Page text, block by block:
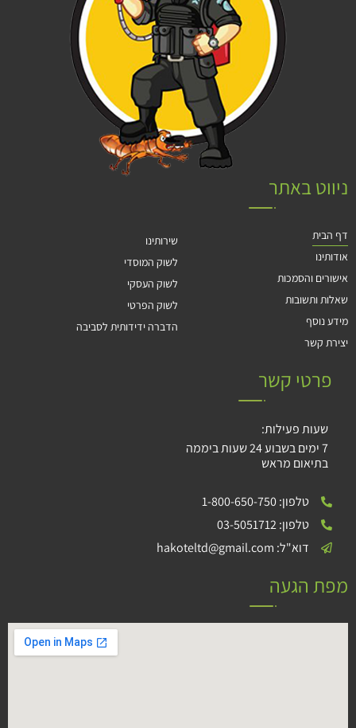
ניווט באתר
דף הבית
אודותינו
אישורים והסמכות
שאלות ותשובות
מידע נוסף
יצירת קשר
שירותינו
לשוק המוסדי
לשוק העסקי
לשוק הפרטי
הדברה ידידותית לסביבה
פרטי קשר
שעות פעילות:
7 ימים בשבוע 24 שעות ביממה
בתיאום מראש
טלפון: 1-800-650-750
טלפון: 03-5051712
דוא"ל: hakoteltd@gmail.com
מפת הגעה